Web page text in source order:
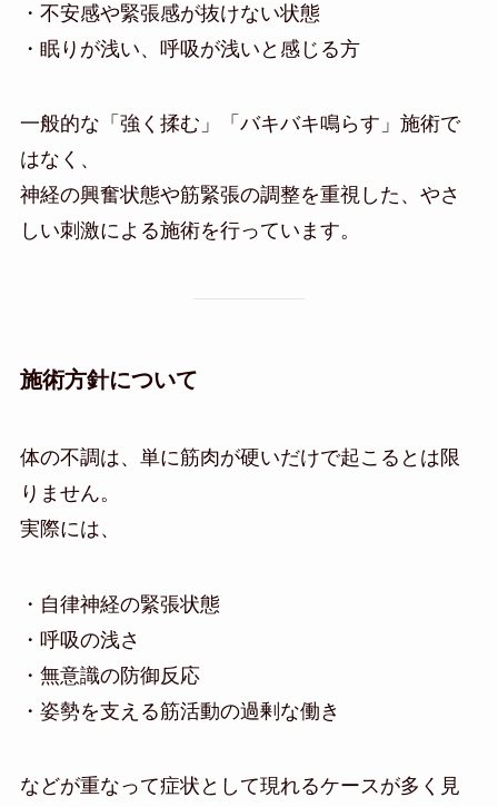
・不安感や緊張感が抜けない状態
・眠りが浅い、呼吸が浅いと感じる方
一般的な「強く揉む」「バキバキ鳴らす」施術で
はなく、
神経の興奮状態や筋緊張の調整を重視した、やさ
しい刺激による施術を行っています。
施術方針について
体の不調は、単に筋肉が硬いだけで起こるとは限
りません。
実際には、
・自律神経の緊張状態
・呼吸の浅さ
・無意識の防御反応
・姿勢を支える筋活動の過剰な働き
などが重なって症状として現れるケースが多く見